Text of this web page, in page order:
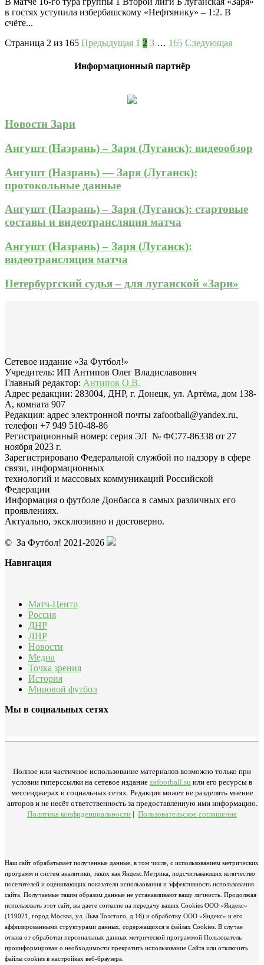
в гостях уступила избербашскому «Нефтянику» – 1:2. В
счёте...
Страница 2 из 165 Предыдущая 1 2 3 … 165 Следующая
Информационный партнёр
Новости Зари
Ангушт (Назрань) – Заря (Луганск): видеообзор
Ангушт (Назрань) — Заря (Луганск):
протокольные данные
Ангушт (Назрань) – Заря (Луганск): стартовые
составы и видеотрансляция матча
Ангушт (Назрань) – Заря (Луганск):
видеотрансляция матча
Петербургский судья – для луганской «Зари»
Сетевое издание «За Футбол!»
Учредитель: ИП Антипов Олег Владиславович
Главный редактор: Антипов О.В.
Адрес редакции: 283004, ДНР, г. Донецк, ул. Артёма, дом 138-
А, комната 907
Редакция: адрес электронной почты zafootball@yandex.ru,
телефон +7 949 510-48-86
Регистрационный номер: серия ЭЛ № ФС77-86338 от 27
ноября 2023 г.
Зарегистрировано Федеральной службой по надзору в сфере
связи, информационных
технологий и массовых коммуникаций Российской
Федерации
Информация о футболе Донбасса в самых различных его
проявлениях.
Актуально, эксклюзивно и достоверно.
© За Футбол! 2021-2026
Навигация
Матч-Центр
Россия
ДНР
ЛНР
Новости
Медиа
Точка зрения
История
Мировой футбол
Мы в социальных сетях
Полное или частичное использование материалов возможно только при
условии гиперссылки на сетевое издание zafootball.su или его ресурсы в
мессенджерах и социальных сетях. Редакция может не разделять мнение
авторов и не несёт ответственность за предоставленную ими информацию.
Политика конфиденциальности | Пользовательское соглашение
Наш сайт обрабатывает полученные данные, в том числе, с использованием метрических
программ и систем аналитики, таких как Яндекс.Метрика, подсчитывающих количество
посетителей и оценивающих показатели использования и эффективность использования
сайта. Получаемые таким образом данные не устанавливают вашу личность. Продолжая
использовать этот сайт, вы даете согласие на передачу ваших Cookies ООО «Яндекс»
(119021, город Москва, ул. Льва Толстого, д.16) и обработку ООО «Яндекс» и его
аффилированными структурами данных, содержащихся в файлах Cookies. В случае
отказа от обработки персональных данных метрической программой Пользователь
проинформирован о необходимости прекратить использование Сайта или отключить
файлы cookies в настройках веб-браузера.